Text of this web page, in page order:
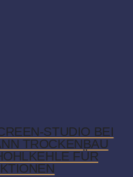
STUDIO BEI
TROCKENBAU
FÜR